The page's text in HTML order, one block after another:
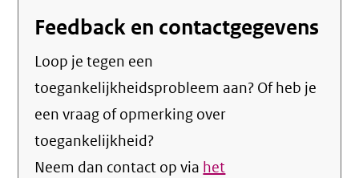
Feedback en contactgegevens
Loop je tegen een
toegankelijkheidsprobleem aan? Of heb je
een vraag of opmerking over
toegankelijkheid?
Neem dan contact op via het